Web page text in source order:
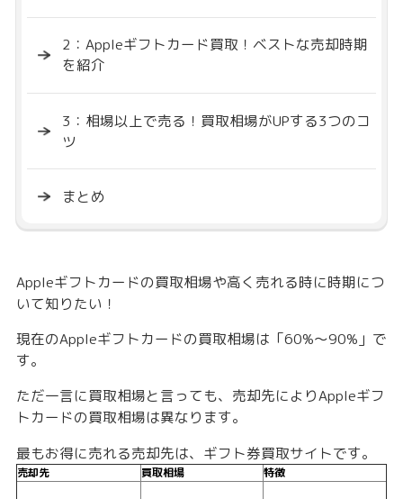
2：Appleギフトカード買取！ベストな売却時期
を紹介
3：相場以上で売る！買取相場がUPする3つのコ
ツ
まとめ
Appleギフトカードの買取相場や高く売れる時に時期につ
いて知りたい！
現在のAppleギフトカードの買取相場は「60%〜90% 」で
す。
ただ一言に買取相場と言っても、売却先によりAppleギフ
トカードの買取相場は異なります。
最もお得に売れる売却先は、 ギフト券買取サイトです。
売却先 買取相場 特徴